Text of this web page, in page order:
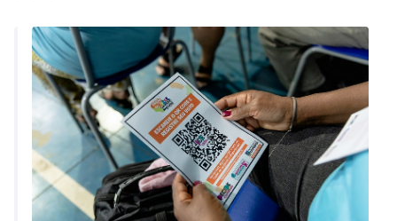
população e o poder público, marcando o
encerramento de um amplo processo eleitoral que
mobilizou mais de oito mil moradores nas oito regiões
da cidade e registrou cerca de 47 mil votos. Eleitos para